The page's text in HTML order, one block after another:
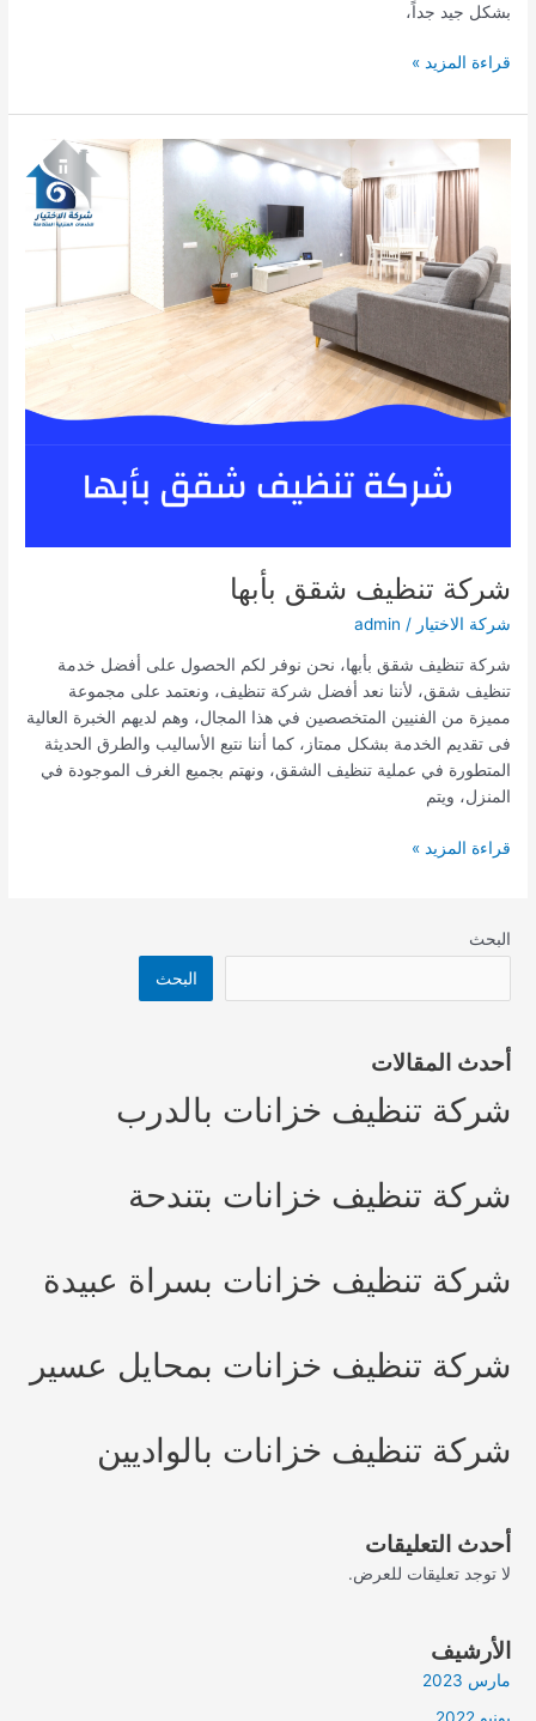
بشكل جيد جداً،
شركة
مجالس
بأبها
قراءة المزيد »
شركة تنظيف شقق بأبها
شركة الاختيار /
admin
شركة تنظيف شقق بأبها، نحن نوفر لكم الحصول على أفضل خدمة
تنظيف شقق، لأننا نعد أفضل شركة تنظيف، ونعتمد على مجموعة
مميزة من الفنيين المتخصصين في هذا المجال، وهم لديهم الخبرة العالية
فى تقديم الخدمة بشكل ممتاز، كما أننا نتبع الأساليب والطرق الحديثة
المتطورة في عملية تنظيف الشقق، ونهتم بجميع الغرف الموجودة في
المنزل، ويتم
شركة
قراءة المزيد »
البحث
البحث
أحدث المقالات
شركة تنظيف خزانات بالدرب
شركة تنظيف خزانات بتندحة
شركة تنظيف خزانات بسراة عبيدة
شركة تنظيف خزانات بمحايل عسير
شركة تنظيف خزانات بالواديين
أحدث التعليقات
لا توجد تعليقات للعرض.
الأرشيف
مارس 2023
يونيو 2022